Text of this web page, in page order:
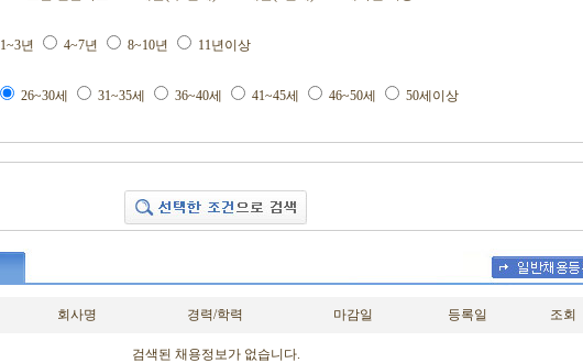
1~3년 4~7년 8~10년 11년이상
26~30세 31~35세 36~40세 41~45세 46~50세 50세이상
회사명 경력/학력 마감일 등록일 조회
검색된 채용정보가 없습니다.